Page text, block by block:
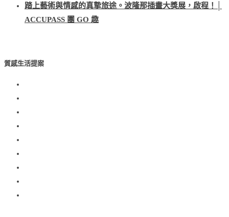
踏上藝術與情感的真摯旅途。波隆那插畫大獎展，啟程！│
ACCUPASS 團 GO 趣
質感生活提案